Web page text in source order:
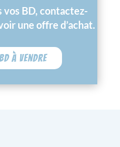
vos BD, contactez-
une offre d’achat.
à vendre